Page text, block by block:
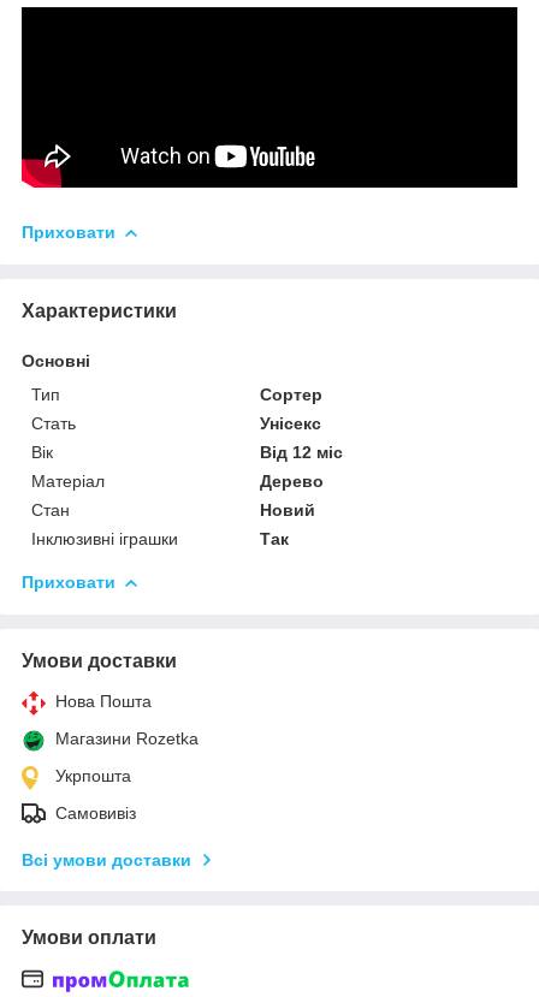
Приховати
Характеристики
Основні
Тип
Сортер
Стать
Унісекс
Вік
Від 12 міс
Матеріал
Дерево
Стан
Новий
Інклюзивні іграшки
Так
Приховати
Умови доставки
Нова Пошта
Магазини Rozetka
Укрпошта
Самовивіз
Всі умови доставки
Умови оплати